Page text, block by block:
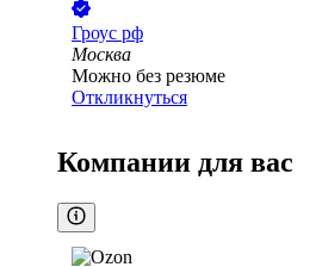
Гроус рф
Москва
Можно без резюме
Откликнуться
Компании для вас